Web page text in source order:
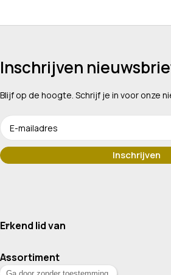
Inschrijven
Blijf op de hoogte. Schrijf je in voor onze
Erkend lid van
Assortiment